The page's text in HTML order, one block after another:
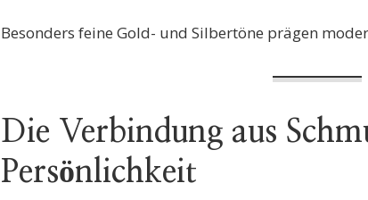
Besonders feine Gold- und Silbertöne prägen
Die Verbindung aus
Persönlichkeit